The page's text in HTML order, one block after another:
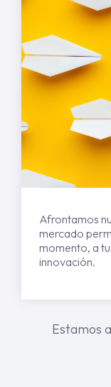
Afrontamos
mercado
momento, a
innovación.
Estamos